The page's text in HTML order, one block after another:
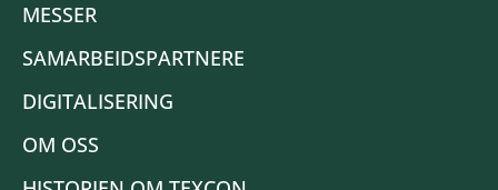
MESSER
SAMARBEIDSPARTNERE
DIGITALISERING
OM OSS